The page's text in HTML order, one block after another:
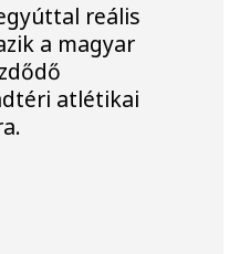
reális
a magyar
atlétikai